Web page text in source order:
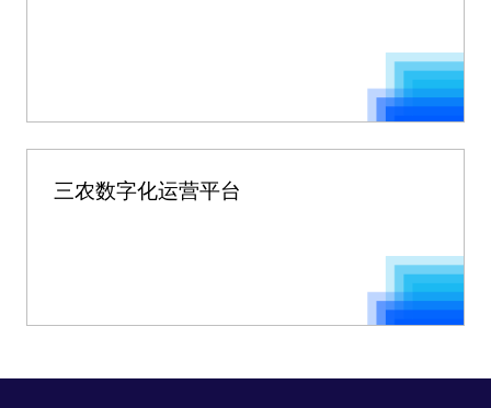
三农数字化运营平台